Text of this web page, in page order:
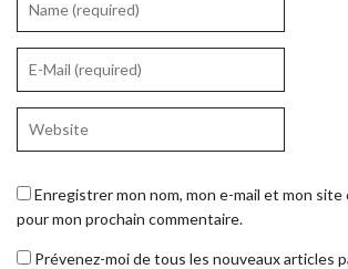
Enregistrer mon nom, mon e-mail et mon
pour mon prochain commentaire.
Prévenez-moi de tous les nouveaux articles